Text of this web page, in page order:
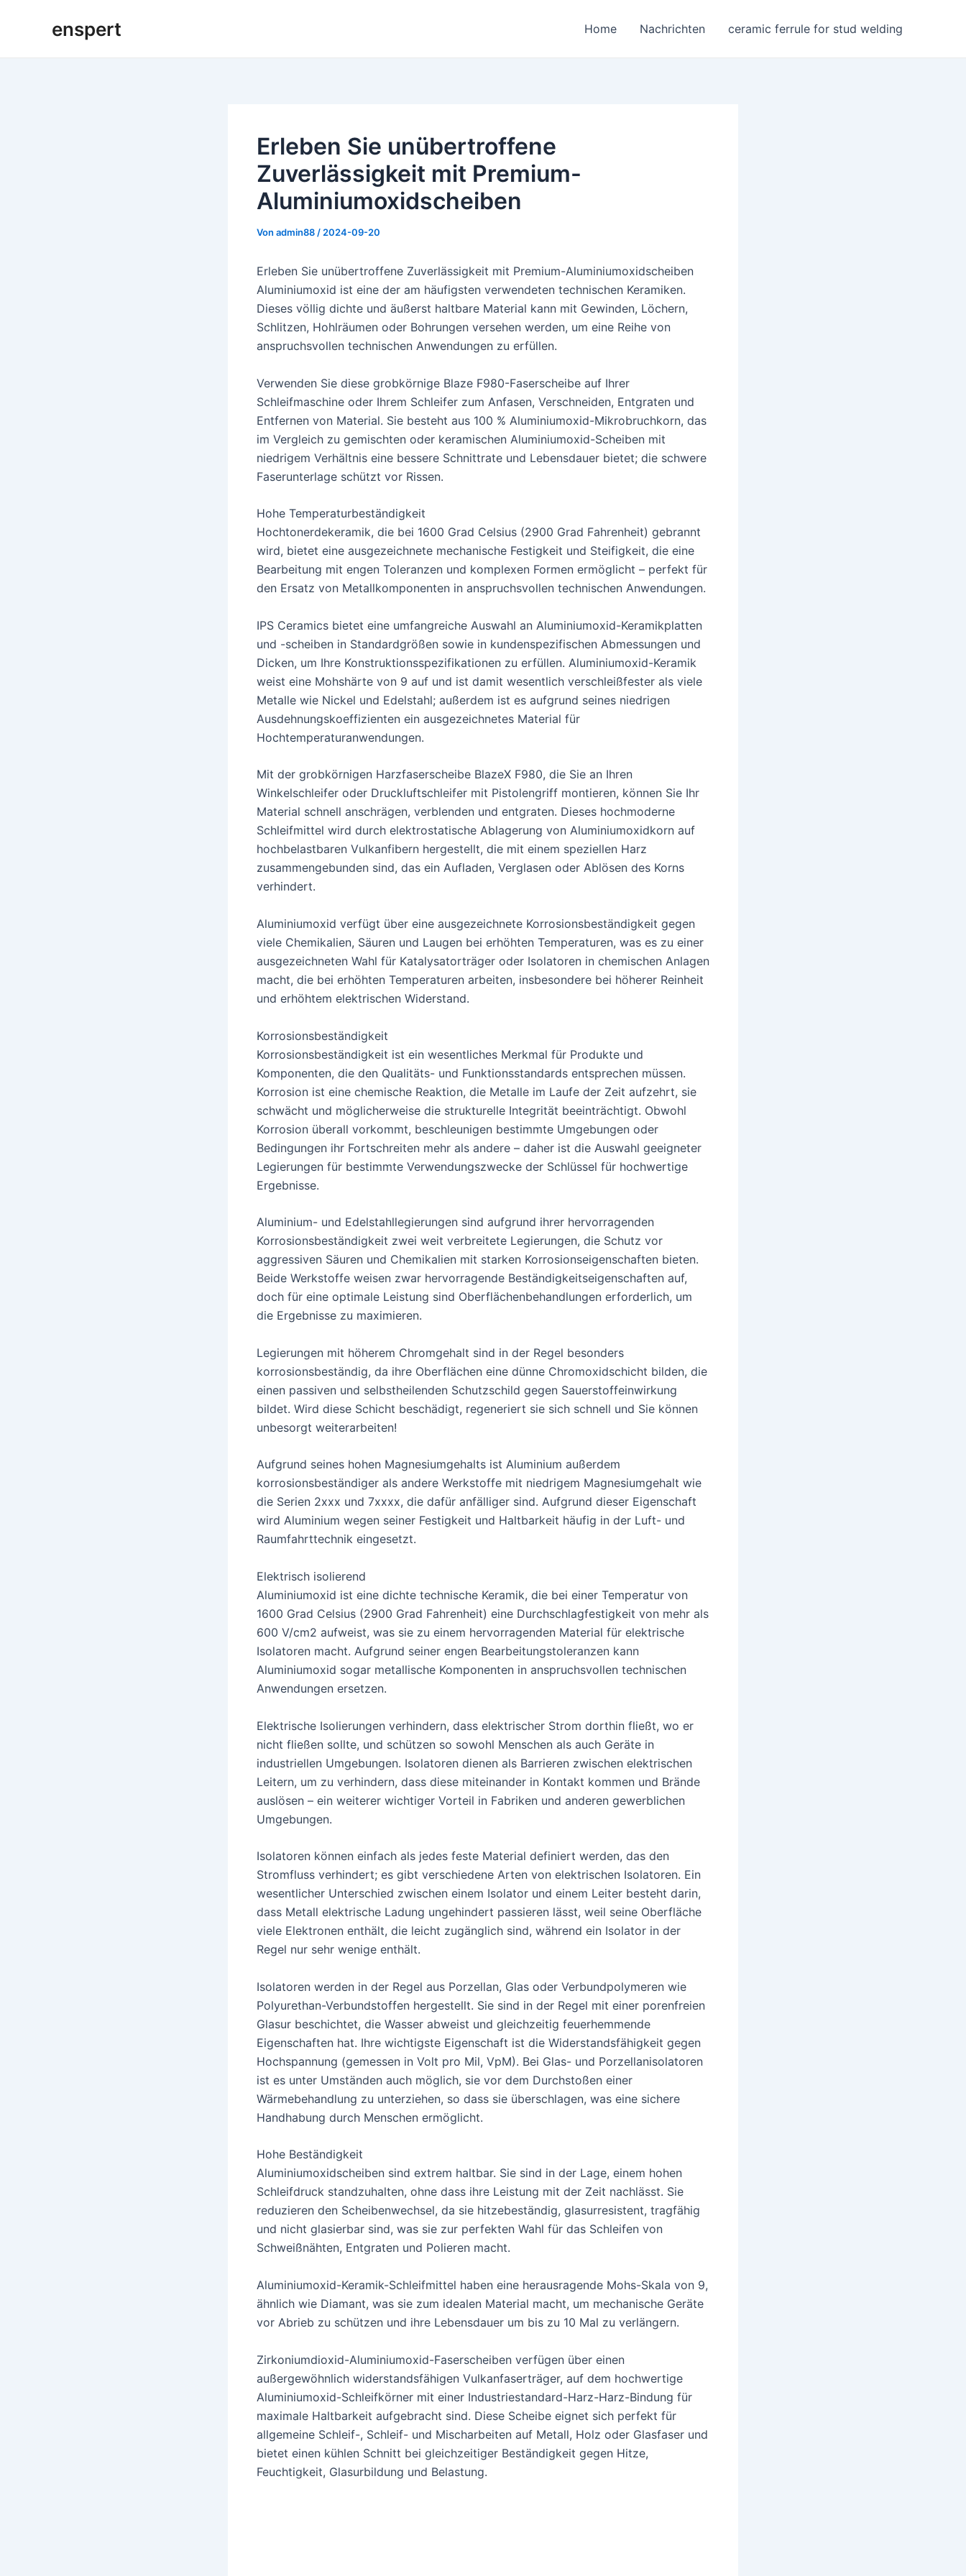
enspert Home Nachrichten ceramic ferrule for stud welding
Erleben Sie unübertroffene
Zuverlässigkeit mit Premium-
Aluminiumoxidscheiben
Von admin88 / 2024-09-20
Erleben Sie unübertroffene Zuverlässigkeit mit Premium-Aluminiumoxidscheiben
Aluminiumoxid ist eine der am häufigsten verwendeten technischen Keramiken.
Dieses völlig dichte und äußerst haltbare Material kann mit Gewinden, Löchern,
Schlitzen, Hohlräumen oder Bohrungen versehen werden, um eine Reihe von
anspruchsvollen technischen Anwendungen zu erfüllen.
Verwenden Sie diese grobkörnige Blaze F980-Faserscheibe auf Ihrer
Schleifmaschine oder Ihrem Schleifer zum Anfasen, Verschneiden, Entgraten und
Entfernen von Material. Sie besteht aus 100 % Aluminiumoxid-Mikrobruchkorn, das
im Vergleich zu gemischten oder keramischen Aluminiumoxid-Scheiben mit
niedrigem Verhältnis eine bessere Schnittrate und Lebensdauer bietet; die schwere
Faserunterlage schützt vor Rissen.
Hohe Temperaturbeständigkeit
Hochtonerdekeramik, die bei 1600 Grad Celsius (2900 Grad Fahrenheit) gebrannt
wird, bietet eine ausgezeichnete mechanische Festigkeit und Steifigkeit, die eine
Bearbeitung mit engen Toleranzen und komplexen Formen ermöglicht – perfekt für
den Ersatz von Metallkomponenten in anspruchsvollen technischen Anwendungen.
IPS Ceramics bietet eine umfangreiche Auswahl an Aluminiumoxid-Keramikplatten
und -scheiben in Standardgrößen sowie in kundenspezifischen Abmessungen und
Dicken, um Ihre Konstruktionsspezifikationen zu erfüllen. Aluminiumoxid-Keramik
weist eine Mohshärte von 9 auf und ist damit wesentlich verschleißfester als viele
Metalle wie Nickel und Edelstahl; außerdem ist es aufgrund seines niedrigen
Ausdehnungskoeffizienten ein ausgezeichnetes Material für
Hochtemperaturanwendungen.
Mit der grobkörnigen Harzfaserscheibe BlazeX F980, die Sie an Ihren
Winkelschleifer oder Druckluftschleifer mit Pistolengriff montieren, können Sie Ihr
Material schnell anschrägen, verblenden und entgraten. Dieses hochmoderne
Schleifmittel wird durch elektrostatische Ablagerung von Aluminiumoxidkorn auf
hochbelastbaren Vulkanfibern hergestellt, die mit einem speziellen Harz
zusammengebunden sind, das ein Aufladen, Verglasen oder Ablösen des Korns
verhindert.
Aluminiumoxid verfügt über eine ausgezeichnete Korrosionsbeständigkeit gegen
viele Chemikalien, Säuren und Laugen bei erhöhten Temperaturen, was es zu einer
ausgezeichneten Wahl für Katalysatorträger oder Isolatoren in chemischen Anlagen
macht, die bei erhöhten Temperaturen arbeiten, insbesondere bei höherer Reinheit
und erhöhtem elektrischen Widerstand.
Korrosionsbeständigkeit
Korrosionsbeständigkeit ist ein wesentliches Merkmal für Produkte und
Komponenten, die den Qualitäts- und Funktionsstandards entsprechen müssen.
Korrosion ist eine chemische Reaktion, die Metalle im Laufe der Zeit aufzehrt, sie
schwächt und möglicherweise die strukturelle Integrität beeinträchtigt. Obwohl
Korrosion überall vorkommt, beschleunigen bestimmte Umgebungen oder
Bedingungen ihr Fortschreiten mehr als andere – daher ist die Auswahl geeigneter
Legierungen für bestimmte Verwendungszwecke der Schlüssel für hochwertige
Ergebnisse.
Aluminium- und Edelstahllegierungen sind aufgrund ihrer hervorragenden
Korrosionsbeständigkeit zwei weit verbreitete Legierungen, die Schutz vor
aggressiven Säuren und Chemikalien mit starken Korrosionseigenschaften bieten.
Beide Werkstoffe weisen zwar hervorragende Beständigkeitseigenschaften auf,
doch für eine optimale Leistung sind Oberflächenbehandlungen erforderlich, um
die Ergebnisse zu maximieren.
Legierungen mit höherem Chromgehalt sind in der Regel besonders
korrosionsbeständig, da ihre Oberflächen eine dünne Chromoxidschicht bilden, die
einen passiven und selbstheilenden Schutzschild gegen Sauerstoffeinwirkung
bildet. Wird diese Schicht beschädigt, regeneriert sie sich schnell und Sie können
unbesorgt weiterarbeiten!
Aufgrund seines hohen Magnesiumgehalts ist Aluminium außerdem
korrosionsbeständiger als andere Werkstoffe mit niedrigem Magnesiumgehalt wie
die Serien 2xxx und 7xxxx, die dafür anfälliger sind. Aufgrund dieser Eigenschaft
wird Aluminium wegen seiner Festigkeit und Haltbarkeit häufig in der Luft- und
Raumfahrttechnik eingesetzt.
Elektrisch isolierend
Aluminiumoxid ist eine dichte technische Keramik, die bei einer Temperatur von
1600 Grad Celsius (2900 Grad Fahrenheit) eine Durchschlagfestigkeit von mehr als
600 V/cm2 aufweist, was sie zu einem hervorragenden Material für elektrische
Isolatoren macht. Aufgrund seiner engen Bearbeitungstoleranzen kann
Aluminiumoxid sogar metallische Komponenten in anspruchsvollen technischen
Anwendungen ersetzen.
Elektrische Isolierungen verhindern, dass elektrischer Strom dorthin fließt, wo er
nicht fließen sollte, und schützen so sowohl Menschen als auch Geräte in
industriellen Umgebungen. Isolatoren dienen als Barrieren zwischen elektrischen
Leitern, um zu verhindern, dass diese miteinander in Kontakt kommen und Brände
auslösen – ein weiterer wichtiger Vorteil in Fabriken und anderen gewerblichen
Umgebungen.
Isolatoren können einfach als jedes feste Material definiert werden, das den
Stromfluss verhindert; es gibt verschiedene Arten von elektrischen Isolatoren. Ein
wesentlicher Unterschied zwischen einem Isolator und einem Leiter besteht darin,
dass Metall elektrische Ladung ungehindert passieren lässt, weil seine Oberfläche
viele Elektronen enthält, die leicht zugänglich sind, während ein Isolator in der
Regel nur sehr wenige enthält.
Isolatoren werden in der Regel aus Porzellan, Glas oder Verbundpolymeren wie
Polyurethan-Verbundstoffen hergestellt. Sie sind in der Regel mit einer porenfreien
Glasur beschichtet, die Wasser abweist und gleichzeitig feuerhemmende
Eigenschaften hat. Ihre wichtigste Eigenschaft ist die Widerstandsfähigkeit gegen
Hochspannung (gemessen in Volt pro Mil, VpM). Bei Glas- und Porzellanisolatoren
ist es unter Umständen auch möglich, sie vor dem Durchstoßen einer
Wärmebehandlung zu unterziehen, so dass sie überschlagen, was eine sichere
Handhabung durch Menschen ermöglicht.
Hohe Beständigkeit
Aluminiumoxidscheiben sind extrem haltbar. Sie sind in der Lage, einem hohen
Schleifdruck standzuhalten, ohne dass ihre Leistung mit der Zeit nachlässt. Sie
reduzieren den Scheibenwechsel, da sie hitzebeständig, glasurresistent, tragfähig
und nicht glasierbar sind, was sie zur perfekten Wahl für das Schleifen von
Schweißnähten, Entgraten und Polieren macht.
Aluminiumoxid-Keramik-Schleifmittel haben eine herausragende Mohs-Skala von 9,
ähnlich wie Diamant, was sie zum idealen Material macht, um mechanische Geräte
vor Abrieb zu schützen und ihre Lebensdauer um bis zu 10 Mal zu verlängern.
Zirkoniumdioxid-Aluminiumoxid-Faserscheiben verfügen über einen
außergewöhnlich widerstandsfähigen Vulkanfaserträger, auf dem hochwertige
Aluminiumoxid-Schleifkörner mit einer Industriestandard-Harz-Harz-Bindung für
maximale Haltbarkeit aufgebracht sind. Diese Scheibe eignet sich perfekt für
allgemeine Schleif-, Schleif- und Mischarbeiten auf Metall, Holz oder Glasfaser und
bietet einen kühlen Schnitt bei gleichzeitiger Beständigkeit gegen Hitze,
Feuchtigkeit, Glasurbildung und Belastung.